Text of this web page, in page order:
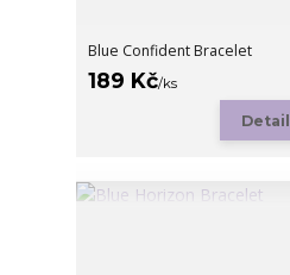
Blue Confident Bracelet
189 Kč/ks
Detail